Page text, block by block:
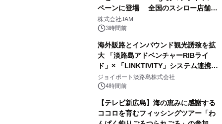
ペーンに登場 全国のスシロー店舗で
GR 4車種の FUNBOO(ミニカー)付き
メニューが展開されます
株式会社JAM
3時間前
海外販路とインバウンド観光誘致を拡
大 「淡路島アドベンチャーRIBライ
ド」× 「LINKTIVITY」システム連携を
開始！
ジョイポート淡路島株式会社
4時間前
【テレビ新広島】海の恵みに感謝する
ココロを育むフィッシングツアー「わ